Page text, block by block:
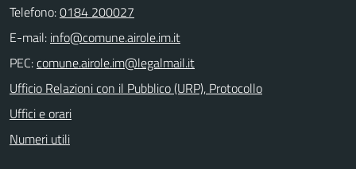
Telefono:0184 200027
E-mail:
PEC:
Ufficio Relazioni con il Pubblico (URP), Protocollo
Uffici e orari
Numeri utili